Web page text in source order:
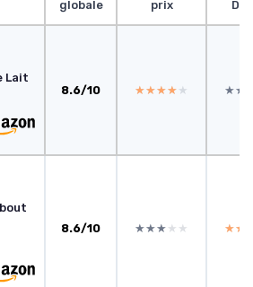
globale
prix
Lait
8.6/10 ★★★★★
★★★★★
8.6/10 ★★★★★
★★★★★